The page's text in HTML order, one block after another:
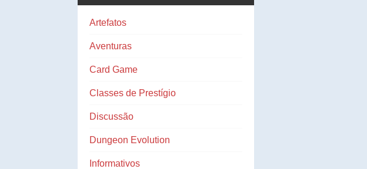
Artefatos
Aventuras
Card Game
Classes de Prestígio
Discussão
Dungeon Evolution
Informativos